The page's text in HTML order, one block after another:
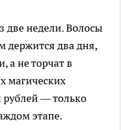
две недели. Волосы
держится два дня,
а не торчат в
магических
рублей — только
этапе.